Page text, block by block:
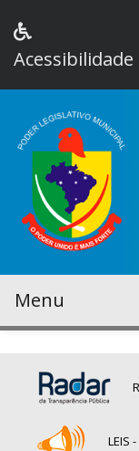
Acessibilidade
Menu
LEIS